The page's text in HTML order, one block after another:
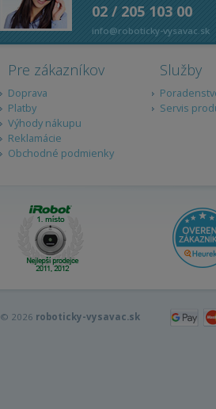
02 / 205 103 00
info@roboticky-vysavac.sk
Pre zákazníkov
Doprava
Platby
Výhody nákupu
Reklamácie
Obchodné podmienky
Služby
Servis
© 2026 roboticky-vysavac.sk